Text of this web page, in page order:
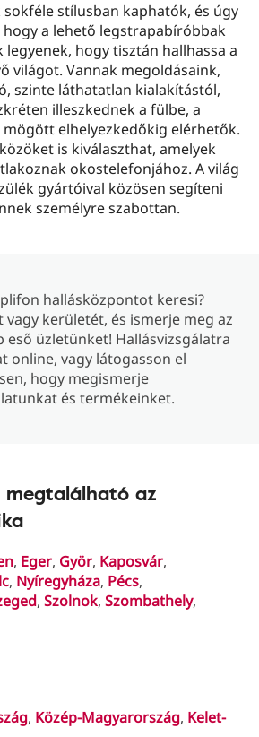
stílusban kaphatók, és úgy
a lehető legstrapabíróbbak
hogy tisztán hallhassa a
világot. Vannak megoldásaink,
szinte láthatatlan kialakítástól,
illeszkednek a fülbe, a
mögött elhelyezkedőkig elérhetők.
is kiválaszthat, amelyek
okostelefonjához. A világ
gyártóival közösen segíteni
személyre szabottan.
hallásközpontot keresi?
vagy kerületét, és ismerje meg az
eső üzletünket! Hallásvizsgálatra
online, vagy látogasson el
hogy megismerje
és termékeinket.
megtalálható az
, Eger, Györ, Kaposvár,
, Nyíregyháza, Pécs,
, Szolnok, Szombathely,
, Közép-Magyarország, Kelet-